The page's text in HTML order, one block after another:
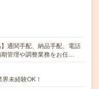
通関手配、納品手配、電話
管理や調整業務をお任…
未経験OK！